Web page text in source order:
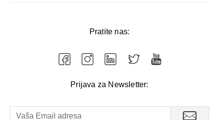
Pratite nas:
Prijava za Newsletter: